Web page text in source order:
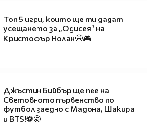
Топ 5 игри, които ще ти дадат
усещането за „Одисея“ на
Кристофър Нолан🤩🎮
Джъстин Бийбър ще пее на
Световното първенство по
футбол заедно с Мадона, Шакира
и BTS!⚽🤩